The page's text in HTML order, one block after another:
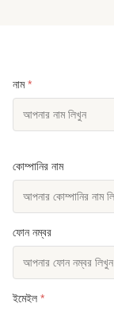
নাম*
কোম্পানির নাম
ফোন নম্বর
ইমেইল *